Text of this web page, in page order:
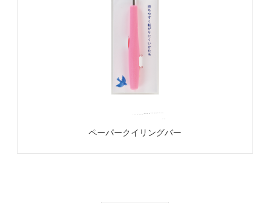
ペーパークイリングバー